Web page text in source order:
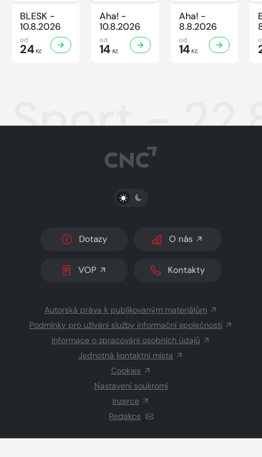
BLESK -
10.8.2026
od
24Kč
Aha! -
10.8.2026
od
14Kč
Aha! -
8.8.2026
od
14Kč
Sport -
PŘEPNOUT SVĚTLÝ/TMAVÝ REŽIM
Dotazy O nás
VOP Kontakty
Autorská práva k publikovaným materiálům
Podmínky pro užívání služby informační společnosti
Informace o zpracování osobních údajů
Jednotná kontaktní místa
Cookies
Nastavení soukromí
Inzerce
Redakce